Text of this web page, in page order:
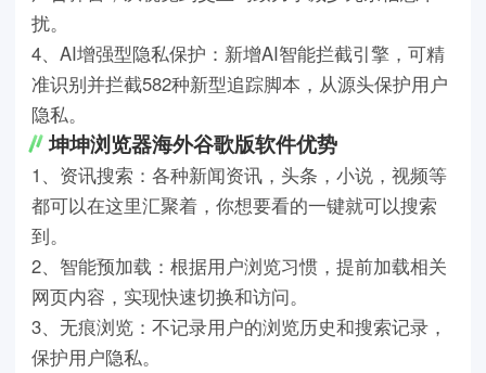
扰。
4、AI增强型隐私保护：新增AI智能拦截引擎，可精
准识别并拦截582种新型追踪脚本，从源头保护用户
隐私。
坤坤浏览器海外谷歌版软件优势
1、资讯搜索：各种新闻资讯，头条，小说，视频等
都可以在这里汇聚着，你想要看的一键就可以搜索
到。
2、智能预加载：根据用户浏览习惯，提前加载相关
网页内容，实现快速切换和访问。
3、无痕浏览：不记录用户的浏览历史和搜索记录，
保护用户隐私。